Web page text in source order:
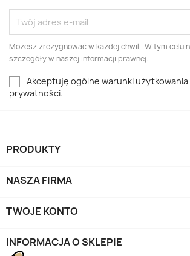
Możesz zrezygnować w każdej chwili. W tym celu
szczegóły w naszej informacji prawnej.
Akceptuję ogólne warunki użytkowania
prywatności.
PRODUKTY
NASZA FIRMA
TWOJE KONTO
INFORMACJA O SKLEPIE